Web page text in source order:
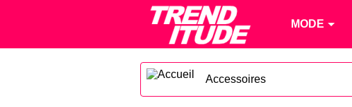
MODE
Accessoires